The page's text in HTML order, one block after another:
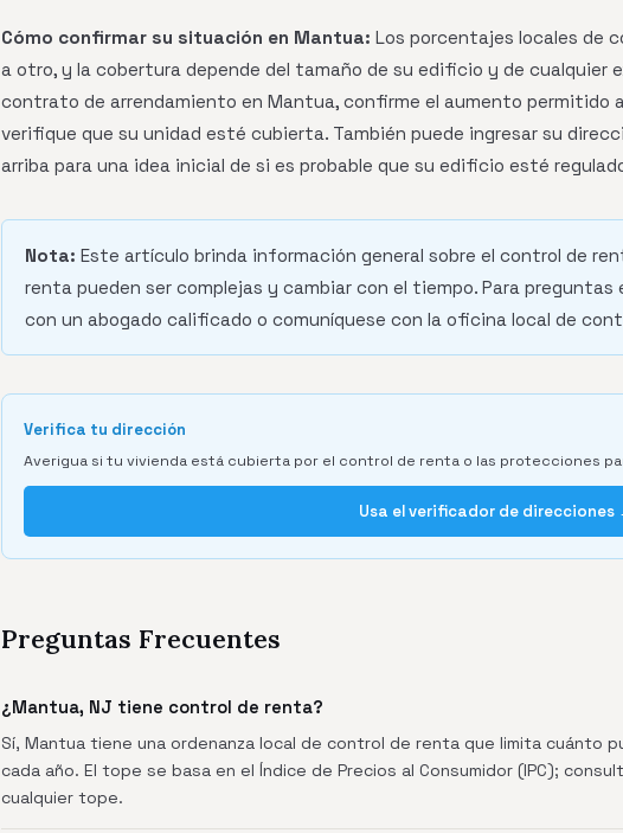
Cómo confirmar su situación en Mantua: Los porcentajes locales de
a otro, y la cobertura depende del tamaño de su edificio y de cualquier
contrato de arrendamiento en Mantua, confirme el aumento permitido
verifique que su unidad esté cubierta. También puede ingresar su
arriba para una idea inicial de si es probable que su edificio esté
Nota: Este artículo brinda información general sobre el control de
renta pueden ser complejas y cambiar con el tiempo. Para
con un abogado calificado o comuníquese con la oficina local de
Verifica tu dirección
Averigua si tu vivienda está cubierta por el control de renta o las protecciones
Usa el verificador de direcciones
Preguntas Frecuentes
¿Mantua, NJ tiene control de renta?
Sí, Mantua tiene una ordenanza local de control de renta que limita cuánto
cada año. El tope se basa en el Índice de Precios al Consumidor (IPC);
cualquier tope.